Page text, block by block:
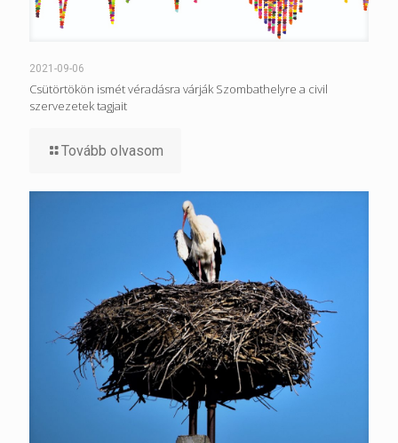
2021-09-06
Csütörtökön ismét véradásra várják Szombathelyre a civil
szervezetek tagjait
Tovább olvasom